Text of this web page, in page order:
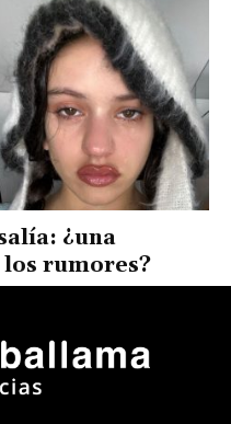
¿una
rumores?